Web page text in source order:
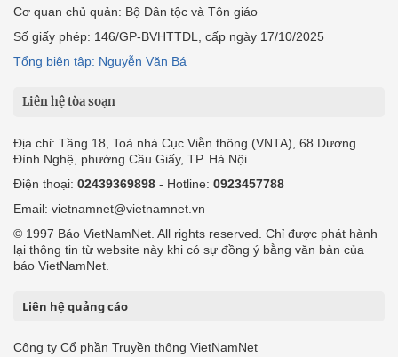
Cơ quan chủ quản: Bộ Dân tộc và Tôn giáo
Số giấy phép: 146/GP-BVHTTDL, cấp ngày 17/10/2025
Tổng biên tập: Nguyễn Văn Bá
Liên hệ tòa soạn
Địa chỉ: Tầng 18, Toà nhà Cục Viễn thông (VNTA), 68 Dương
Đình Nghệ, phường Cầu Giấy, TP. Hà Nội.
Điện thoại: 02439369898 - Hotline: 0923457788
Email: vietnamnet@vietnamnet.vn
© 1997 Báo VietNamNet. All rights reserved. Chỉ được phát hành
lại thông tin từ website này khi có sự đồng ý bằng văn bản của
báo VietNamNet.
Liên hệ quảng cáo
Công ty Cổ phần Truyền thông VietNamNet